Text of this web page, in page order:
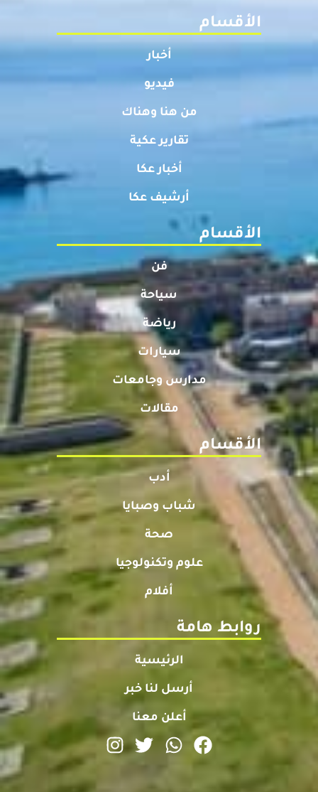
الأقسام
أخبار
فيديو
من هنا وهناك
تقارير عكية
أخبار عكا
أرشيف عكا
الأقسام
فن
سياحة
رياضة
سيارات
مدارس وجامعات
مقالات
الأقسام
أدب
شباب وصبايا
صحة
علوم وتكنولوجيا
أفلام
روابط هامة
الرئيسية
أرسل لنا خبر
أعلن معنا